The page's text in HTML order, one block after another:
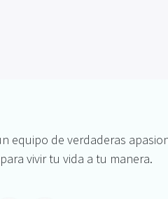
equipo de verdaderas
vivir tu vida a tu manera.